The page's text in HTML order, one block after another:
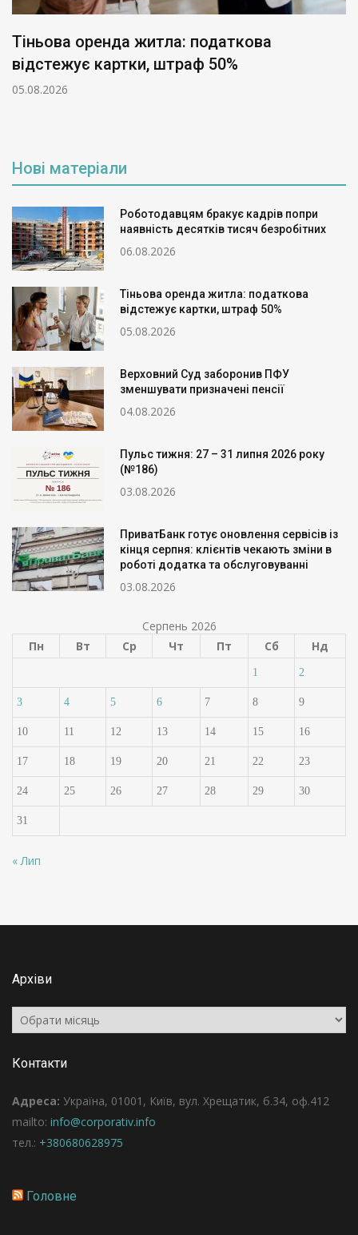
Тіньова оренда житла: податкова
відстежує картки, штраф 50%
05.08.2026
Нові матеріали
Роботодавцям бракує кадрів попри
наявність десятків тисяч безробітних
06.08.2026
Тіньова оренда житла: податкова
відстежує картки, штраф 50%
05.08.2026
Верховний Суд заборонив ПФУ
зменшувати призначені пенсії
04.08.2026
Пульс тижня: 27 – 31 липня 2026 року
(№186)
03.08.2026
ПриватБанк готує оновлення сервісів із
кінця серпня: клієнтів чекають зміни в
роботі додатка та обслуговуванні
03.08.2026
Серпень 2026
Пн
Вт Ср Чт Пт Сб Нд
1 2
3 4 5 6 7 8 9
10 11 12 13 14 15 16
17 18 19 20 21 22 23
24 25 26 27 28 29 30
31
« Лип
Архіви
Архіви
Контакти
Адреса: Україна, 01001, Київ, вул. Хрещатик, б.34, оф.412
mailto: info@corporativ.info
тел.: +380680628975
Головне